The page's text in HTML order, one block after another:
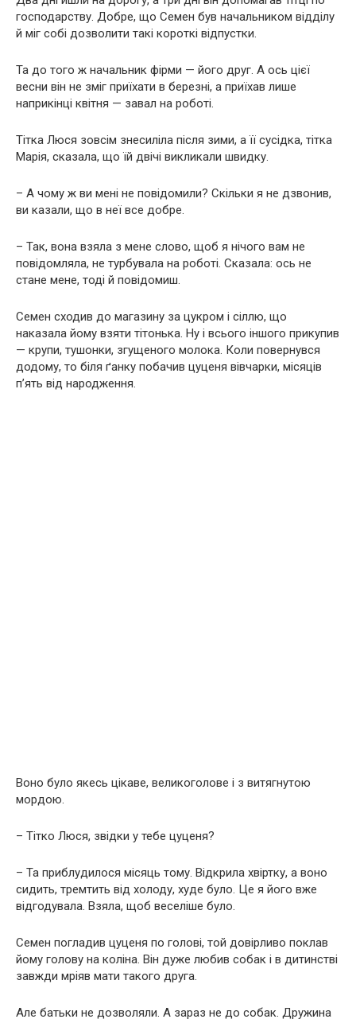
господарству. Добре, що Семен був начальником відділу
й міг собі дозволити такі короткі відпустки.
Та до того ж начальник фірми — його друг. А ось цієї
весни він не зміг приїхати в березні, а приїхав лише
наприкінці квітня — завал на роботі.
Тітка Люся зовсім знесиліла після зими, а її сусідка, тітка
Марія, сказала, що їй двічі викликали швидку.
– А чому ж ви мені не повідомили? Скільки я не дзвонив,
ви казали, що в неї все добре.
– Так, вона взяла з мене слово, щоб я нічого вам не
повідомляла, не турбувала на роботі. Сказала: ось не
стане мене, тоді й повідомиш.
Семен сходив до магазину за цукром і сіллю, що
наказала йому взяти тітонька. Ну і всього іншого прикупив
— крупи, тушонки, згущеного молока. Коли повернувся
додому, то біля ґанку побачив цуценя вівчарки, місяців
п’ять від народження.
Воно було якесь цікаве, великоголове і з витягнутою
мордою.
– Тітко Люся, звідки у тебе цуценя?
– Та приблудилося місяць тому. Відкрила хвіртку, а воно
сидить, тремтить від холоду, худе було. Це я його вже
відгодувала. Взяла, щоб веселіше було.
Семен погладив цуценя по голові, той довірливо поклав
йому голову на коліна. Він дуже любив собак і в дитинстві
завжди мріяв мати такого друга.
Але батьки не дозволяли. А зараз не до собак. Дружина